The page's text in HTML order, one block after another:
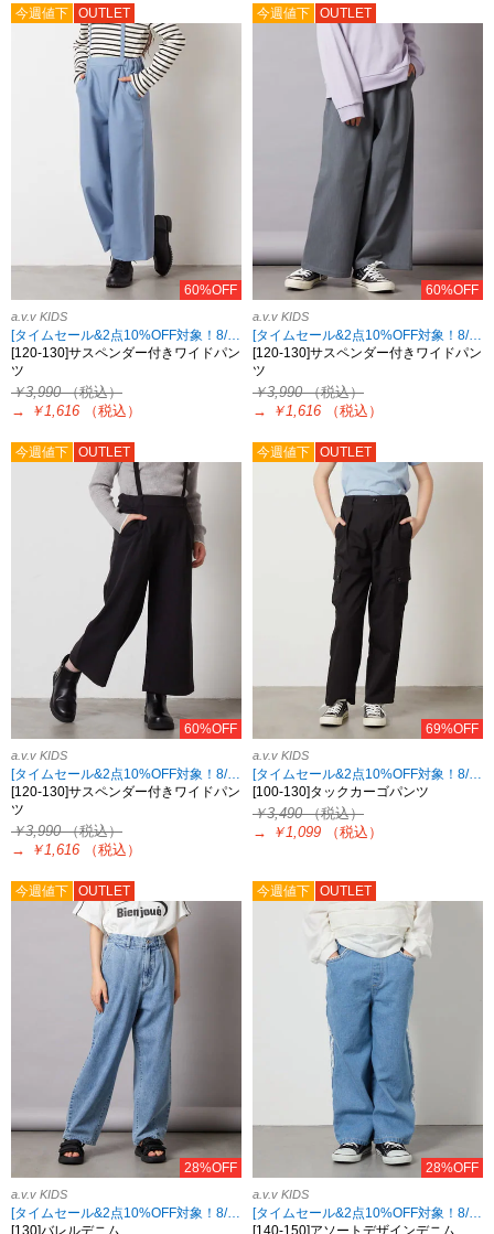
今週値下 OUTLET
60%OFF
a.v.v KIDS
[タイムセール&2点10%OFF対象！8/17 8:59まで]
[120-130]サスペンダー付きワイドパン
ツ
￥3,990（税込）
→
￥1,616 （税込）
今週値下 OUTLET
60%OFF
a.v.v KIDS
[タイムセール&2点10%OFF対象！8/17 8:59まで]
[120-130]サスペンダー付きワイドパン
ツ
￥3,990（税込）
→
￥1,616 （税込）
今週値下 OUTLET
60%OFF
a.v.v KIDS
[タイムセール&2点10%OFF対象！8/17 8:59まで]
[120-130]サスペンダー付きワイドパン
ツ
￥3,990（税込）
→
￥1,616 （税込）
今週値下 OUTLET
69%OFF
a.v.v KIDS
[タイムセール&2点10%OFF対象！8/17 8:59まで]
[100-130]タックカーゴパンツ
￥3,490（税込）
→
￥1,099 （税込）
今週値下 OUTLET
28%OFF
a.v.v KIDS
[タイムセール&2点10%OFF対象！8/17 8:59まで]
[130]バレルデニム
今週値下 OUTLET
28%OFF
a.v.v KIDS
[タイムセール&2点10%OFF対象！8/17 8:59まで]
[140-150]アソートデザインデニム